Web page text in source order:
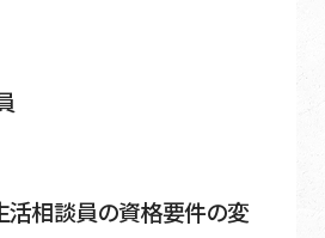
活相談員の資格要件の変